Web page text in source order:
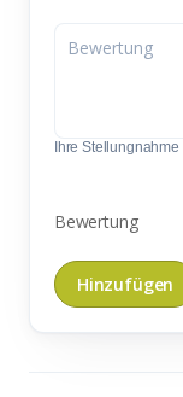
Ihre
Bewertung